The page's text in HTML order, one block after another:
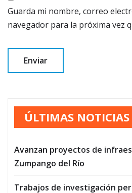
Guarda mi nombre, correo
navegador para la próxima vez
ÚLTIMAS NOTICIAS
Avanzan proyectos de
Zumpango del Río
Trabajos de investigación